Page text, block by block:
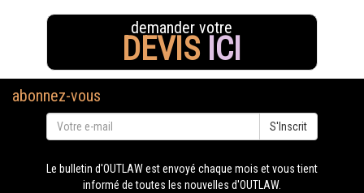
demander votre
DEVIS ICI
abonnez-vous
S'Inscrit
Le bulletin d'OUTLAW est envoyé chaque mois et vous tient
informé de toutes les nouvelles d'OUTLAW.